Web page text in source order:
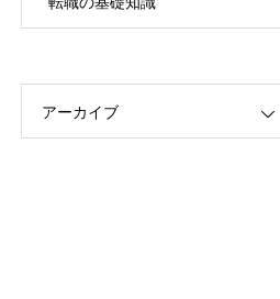
アーカイブ